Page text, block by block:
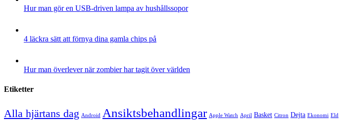
Hur man gör en USB-driven lampa av hushållssopor
4 läckra sätt att förnya dina gamla chips på
Hur man överlever när zombier har tagit över världen
Etiketter
Alla hjärtans dag Android Ansiktsbehandlingar Apple Watch April Basket Citron Dejta Ekonomi Eld